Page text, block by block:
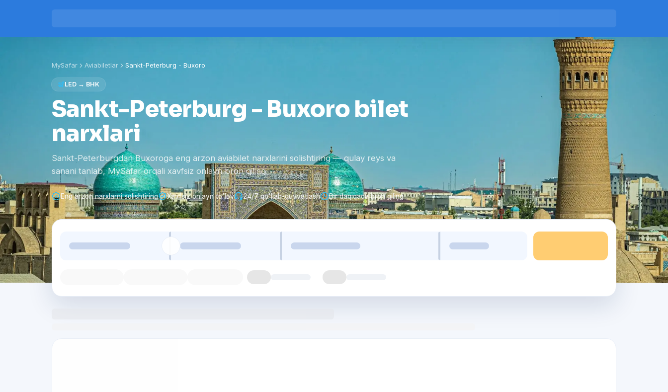
MySafar Aviabiletlar Sankt-Peterburg - Buxoro
LED → BHK
Sankt-Peterburg - Buxoro bilet
narxlari
Sankt-Peterburgdan Buxoroga eng arzon aviabilet narxlarini solishtiring — qulay reys va
sanani tanlab, MySafar orqali xavfsiz onlayn bron qiling.
Eng arzon narxlarni solishtiring Xavfsiz onlayn to'lov 24/7 qo'llab-quvvatlash Bir daqiqada bron qiling